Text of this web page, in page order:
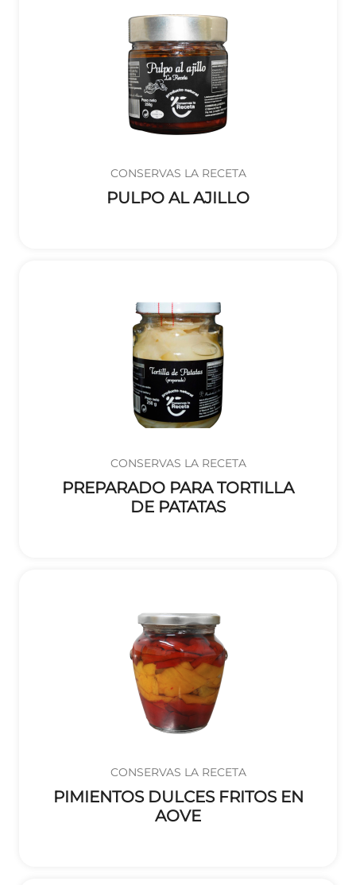
CONSERVAS LA RECETA
PULPO AL AJILLO
CONSERVAS LA RECETA
PREPARADO PARA TORTILLA
DE PATATAS
CONSERVAS LA RECETA
PIMIENTOS DULCES FRITOS EN
AOVE